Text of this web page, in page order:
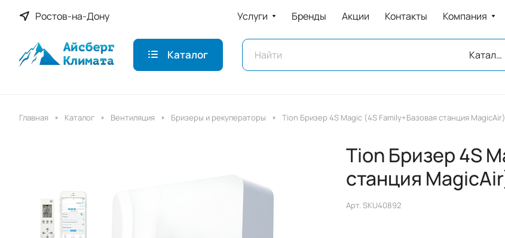
Ростов-на-Дону Услуги Бренды Акции Контакты Компания
Каталог Каталог
Главная Каталог Вентиляция Бризеры и рекуператоры Tion Бризер 4S Magic (4S Family+Базовая станция MagicAir)
Tion Бризер 4S
станция
Арт. SKU40892